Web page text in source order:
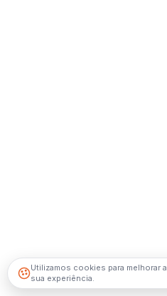
Utilizamos cookies para melhorar a
sua experiência.